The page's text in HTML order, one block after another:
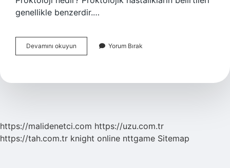
genellikle benzerdir.…
Devamını okuyun Proktolojik
Muayene
Yorum Bırak
https://malidenetci.com https://uzu.com.tr
https://tah.com.tr knight online nttgame Sitemap